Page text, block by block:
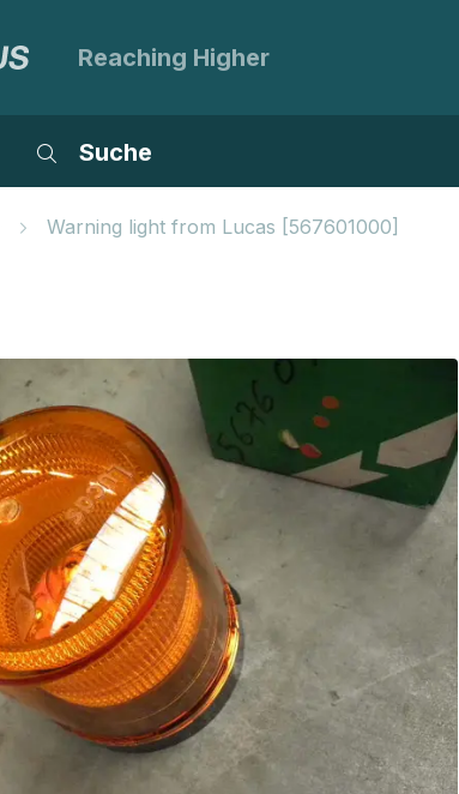
Reaching Higher
Suche
Warning light from Lucas [567601000]